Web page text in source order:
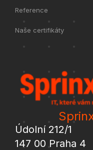
Reference
Naše certifikáty
Údolní 212/1
147 00 Praha 4